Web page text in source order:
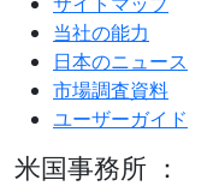
当社の能力
日本のニュース
市場調査資料
ユーザーガイド
米国事務所 ：